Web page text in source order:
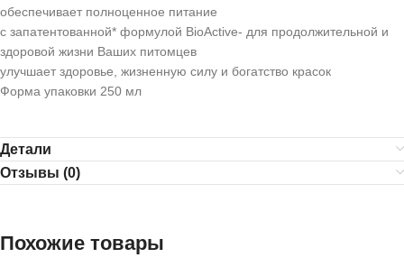
обеспечивает полноценное питание
с запатентованной* формулой BioActive- для продолжительной и
здоровой жизни Ваших питомцев
улучшает здоровье, жизненную силу и богатство красок
Форма упаковки 250 мл
Детали
Отзывы (0)
Похожие товары